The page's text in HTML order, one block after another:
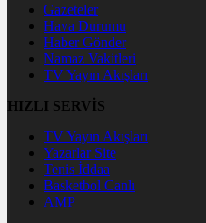
Gazeteler
Hava Durumu
Haber Gönder
Namaz Vakitleri
TV Yayın Akışları
HIZLI SERVİS
TV Yayın Akışları
Yazarlar Site
Tenis İddaa
Basketbol Canlı
AMP